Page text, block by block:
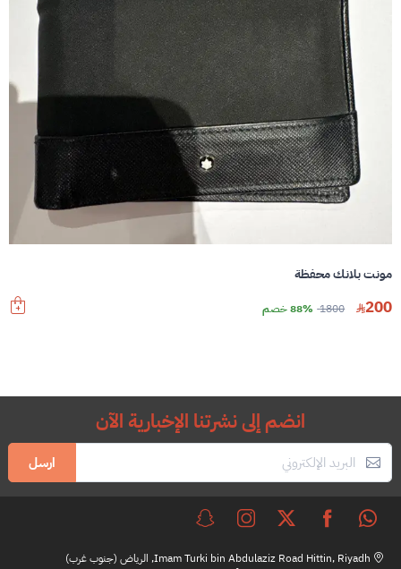
مونت بلانك محفظة
200
1800 88% خصم
انضم إلى نشرتنا الإخبارية الآن
ارسل
Imam Turki bin Abdulaziz Road Hittin, Riyadh, الرياض (جنوب غرب)